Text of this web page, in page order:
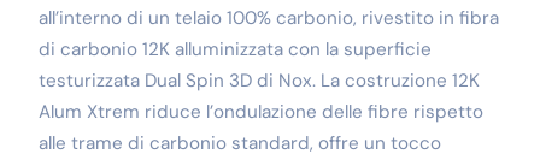
all’interno di un telaio 100% carbonio, rivestito in fibra
di carbonio 12K alluminizzata con la superficie
testurizzata Dual Spin 3D di Nox. La costruzione 12K
Alum Xtrem riduce l’ondulazione delle fibre rispetto
alle trame di carbonio standard, offre un tocco